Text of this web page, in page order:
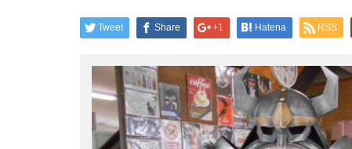
Tweet Share +1 Hatena RSS